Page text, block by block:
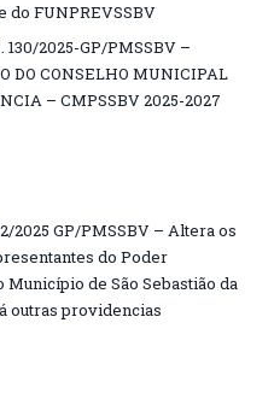
do FUNPREVSSBV
130/2025-GP/PMSSBV –
DO CONSELHO MUNICIPAL
– CMPSSBV 2025-2027
2025 GP/PMSSBV – Altera os
do Poder
de São Sebastião da
outras providencias